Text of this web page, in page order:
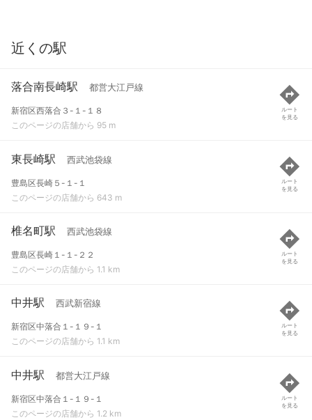
近くの駅
落合南長崎駅 都営大江戸線
新宿区西落合３-１-１８
このページの店舗から 95 m
ルート
を見る
東長崎駅 西武池袋線
豊島区長崎５-１-１
このページの店舗から 643 m
ルート
を見る
椎名町駅 西武池袋線
豊島区長崎１-１-２２
このページの店舗から 1.1 km
ルート
を見る
中井駅 西武新宿線
新宿区中落合１-１９-１
このページの店舗から 1.1 km
ルート
を見る
中井駅 都営大江戸線
新宿区中落合１-１９-１
このページの店舗から 1.2 km
ルート
を見る